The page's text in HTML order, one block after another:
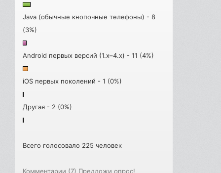
Java (обычные кнопочные телефоны) - 8
(3%)
Android первых версий (1.x–4.x) - 11 (4%)
iOS первых поколений - 1 (0%)
Другая - 2 (0%)
Всего голосовало 225 человек
Комментарии (7) Предложи опрос!